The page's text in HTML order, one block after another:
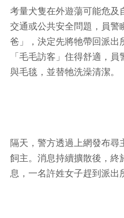
考量犬隻在外遊蕩可能危及
交通或公共安全問題，員警
爸」，決定先將牠帶回派出
「毛毛訪客」住得舒適，
與毛毯，並替牠洗澡清潔。
隔天，警方透過上網發布尋
飼主。消息持續擴散後，終
息，一名許姓女子趕到派出